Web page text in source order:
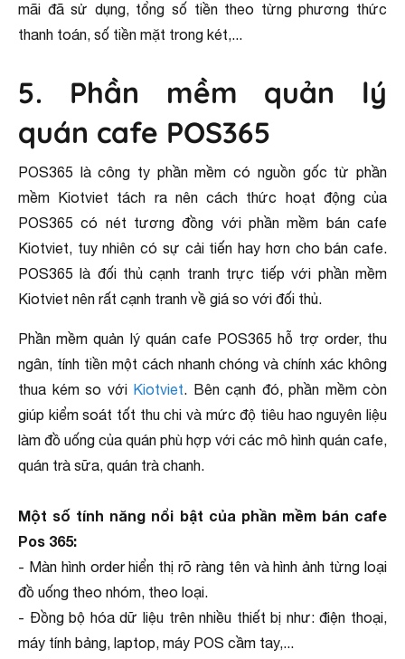
mãi đã sử dụng, tổng số tiền theo từng phương thức
thanh toán, số tiền mặt trong két,...
5. Phần mềm quản lý
quán cafe POS365
POS365 là công ty phần mềm có nguồn gốc từ phần
mềm Kiotviet tách ra nên cách thức hoạt động của
POS365 có nét tương đồng với phần mềm bán cafe
Kiotviet, tuy nhiên có sự cải tiến hay hơn cho bán cafe.
POS365 là đối thủ cạnh tranh trực tiếp với phần mềm
Kiotviet nên rất cạnh tranh về giá so với đối thủ.
Phần mềm quản lý quán cafe POS365 hỗ trợ order, thu
ngân, tính tiền một cách nhanh chóng và chính xác không
thua kém so với Kiotviet. Bên cạnh đó, phần mềm còn
giúp kiểm soát tốt thu chi và mức độ tiêu hao nguyên liệu
làm đồ uống của quán phù hợp với các mô hình quán cafe,
quán trà sữa, quán trà chanh.
Một số tính năng nổi bật của phần mềm bán cafe
Pos 365:
- Màn hình order hiển thị rõ ràng tên và hình ảnh từng loại
đồ uống theo nhóm, theo loại.
- Đồng bộ hóa dữ liệu trên nhiều thiết bị như: điện thoại,
máy tính bảng, laptop, máy POS cầm tay,...